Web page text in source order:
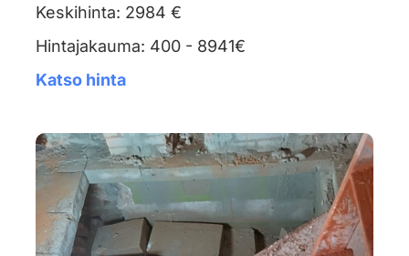
Keskihinta: 2984 €
Hintajakauma: 400 - 8941€
Katso hinta